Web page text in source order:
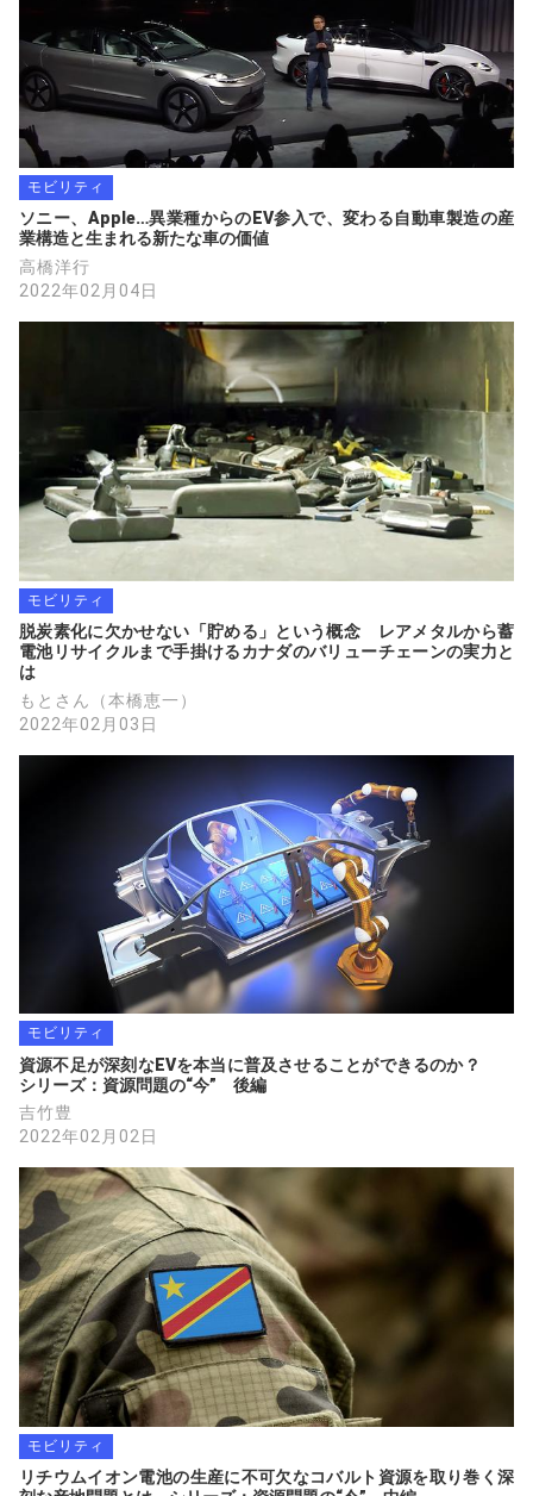
モビリティ
ソニー、Apple…異業種からのEV参入で、変わる自動車製造の産
業構造と生まれる新たな車の価値
高橋洋行
2022年02月04日
モビリティ
脱炭素化に欠かせない「貯める」という概念　レアメタルから蓄
電池リサイクルまで手掛けるカナダのバリューチェーンの実力と
は
もとさん（本橋恵一）
2022年02月03日
モビリティ
資源不足が深刻なEVを本当に普及させることができるのか？
シリーズ：資源問題の“今”　後編
吉竹豊
2022年02月02日
モビリティ
リチウムイオン電池の生産に不可欠なコバルト資源を取り巻く深